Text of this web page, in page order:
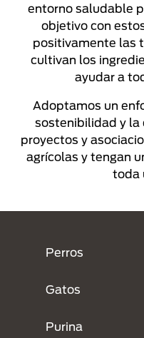
entorno saludable
objetivo con
positivamente las
cultivan los
ayudar a
Adoptamos un
sostenibilidad y la
proyectos y
agrícolas y tengan
toda
Perros
Gatos
Purina